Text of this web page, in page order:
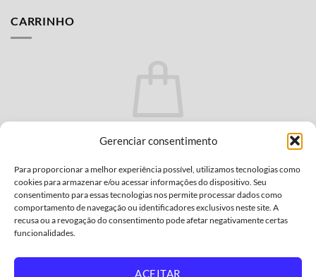
Gerenciar consentimento
Para proporcionar a melhor experiência possível, utilizamos tecnologias como
cookies para armazenar e/ou acessar informações do dispositivo. Seu
consentimento para essas tecnologias nos permite processar dados como
comportamento de navegação ou identificadores exclusivos neste site. A
recusa ou a revogação do consentimento pode afetar negativamente certas
funcionalidades.
ACEITAR
estrelas.
CARRINHO
bancáriade
2
POLÍTICA DE PRIVACIDADE CONDIÇÕES GERAIS